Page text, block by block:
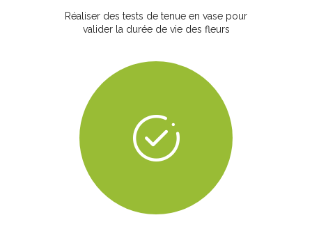
Réaliser des tests de tenue en vase pour
valider la durée de vie des fleurs